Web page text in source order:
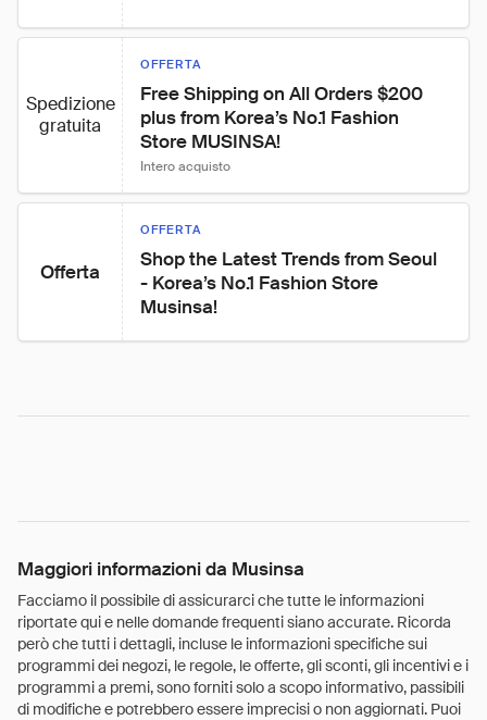
Spedizione
gratuita
OFFERTA
Free Shipping on All Orders $200
plus from Korea’s No.1 Fashion
Store MUSINSA!
Intero acquisto
Offerta
OFFERTA
Shop the Latest Trends from Seoul
- Korea’s No.1 Fashion Store
Musinsa!
Maggiori informazioni da Musinsa
Facciamo il possibile di assicurarci che tutte le informazioni
riportate qui e nelle domande frequenti siano accurate. Ricorda
però che tutti i dettagli, incluse le informazioni specifiche sui
programmi dei negozi, le regole, le offerte, gli sconti, gli incentivi e i
programmi a premi, sono forniti solo a scopo informativo, passibili
di modifiche e potrebbero essere imprecisi o non aggiornati. Puoi